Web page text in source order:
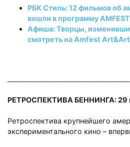
РБК Стиль: 12 фильмов об
вошли в программу
Афиша: Творцы,
смотреть на Amfest
РЕТРОСПЕКТИВА БЕННИНГА: 29
Ретроспектива крупнейшего
экспериментального кино –